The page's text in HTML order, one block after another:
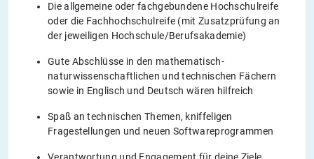
Die allgemeine oder fachgebundene Hochschulreife
oder die Fachhochschulreife (mit Zusatzprüfung an
der jeweiligen Hochschule/Berufsakademie)
Gute Abschlüsse in den mathematisch-
naturwissenschaftlichen und technischen Fächern
sowie in Englisch und Deutsch wären hilfreich
Spaß an technischen Themen, kniffeligen
Fragestellungen und neuen Softwareprogrammen